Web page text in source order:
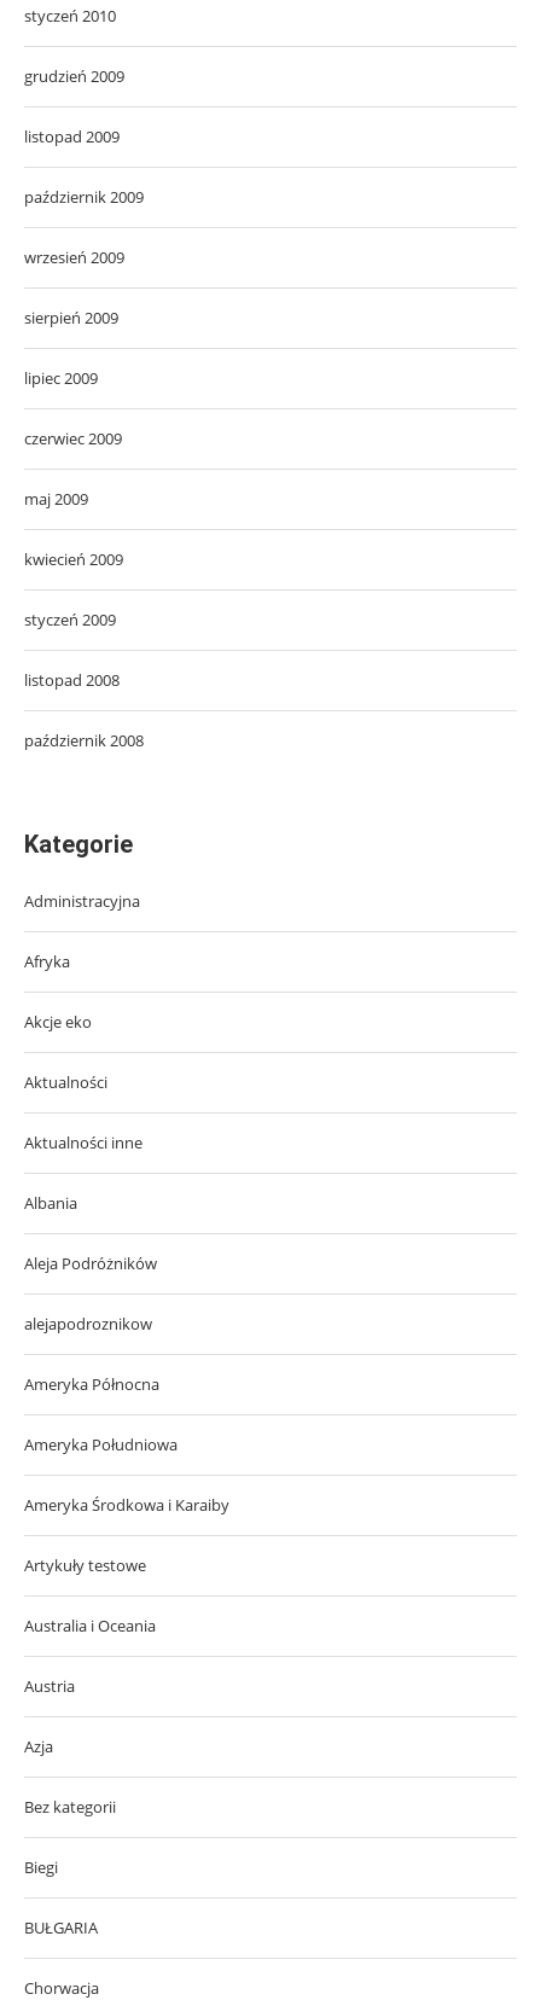
styczeń 2010
grudzień 2009
listopad 2009
październik 2009
wrzesień 2009
sierpień 2009
lipiec 2009
czerwiec 2009
maj 2009
kwiecień 2009
styczeń 2009
listopad 2008
październik 2008
Kategorie
Administracyjna
Afryka
Akcje eko
Aktualności
Aktualności inne
Albania
Aleja Podróżników
alejapodroznikow
Ameryka Północna
Ameryka Południowa
Ameryka Środkowa i Karaiby
Artykuły testowe
Australia i Oceania
Austria
Azja
Bez kategorii
Biegi
BUŁGARIA
Chorwacja